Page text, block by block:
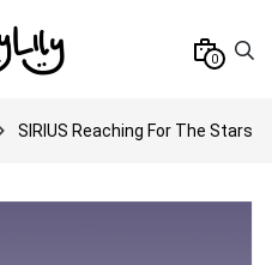
0
SIRIUS Reaching For The Stars